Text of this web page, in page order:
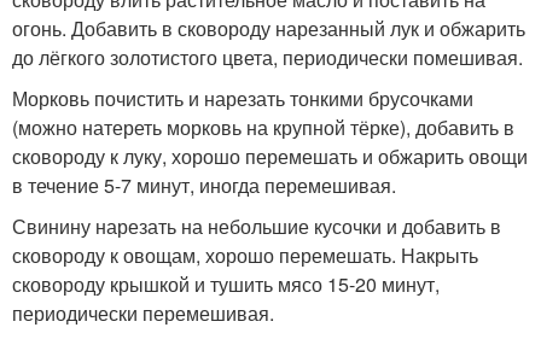
огонь. Добавить в сковороду нарезанный лук и обжарить
до лёгкого золотистого цвета, периодически помешивая.
Морковь почистить и нарезать тонкими брусочками
(можно натереть морковь на крупной тёрке), добавить в
сковороду к луку, хорошо перемешать и обжарить овощи
в течение 5-7 минут, иногда перемешивая.
Свинину нарезать на небольшие кусочки и добавить в
сковороду к овощам, хорошо перемешать. Накрыть
сковороду крышкой и тушить мясо 15-20 минут,
периодически перемешивая.